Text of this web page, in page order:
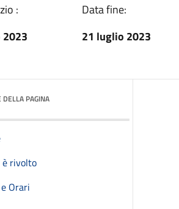
:
Data fine:
21 luglio 2023
DELLA PAGINA
è rivolto
Orari